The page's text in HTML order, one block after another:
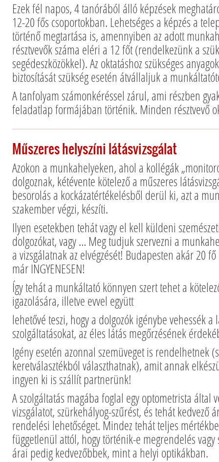
Ezek fél napos, 4 tanórából álló képzések
12-20 fős csoportokban. Lehetséges a képzés a
történő megtartása is, amennyiben az adott
résztvevők száma eléri a 12 főt (rendelkezünk a
segédeszközökkel). Az oktatáshoz szükséges
biztosítását szükség esetén átvállaljuk a
A tanfolyam számonkéréssel zárul, ami részben
feladatlap formájában történik. Minden résztvevő
Műszeres helyszíni látásvizsgálat
Azokon a munkahelyeken, ahol a kollégák
dolgoznak, kétévente kötelező a műszeres
besorolás a kockázatértékelésből derül ki, azt a
szakember végzi, készíti.
Ilyen esetekben tehát vagy el kell küldeni
dolgozókat, vagy … Meg tudjuk szervezni a
a vizsgálatnak az elvégzését! Budapesten akár 20
már INGYENESEN!
Így tehát a munkáltató könnyen szert tehet a
igazolására, illetve evvel együtt
lehetővé teszi, hogy a dolgozók igénybe vehessék a
szolgáltatásokat, az éles látás megőrzésének
Igény esetén azonnal szemüveget is rendelhetnek
keretválasztékból választhatnak), amit annak
ingyen ki is szállít partnerünk!
A szolgáltatás magába foglal egy optometrista által
vizsgálatot, szürkehályog-szűrést, és tehát kedvező
rendelési lehetőséget. Mindez tehát teljes
függetlenül attól, hogy történik-e megrendelés vagy
árai pedig kedvezőbbek, mint a helyi optikákban.